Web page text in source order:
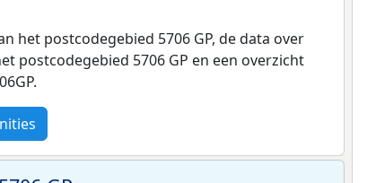
het postcodegebied 5706 GP, de data over
postcodegebied 5706 GP en een overzicht